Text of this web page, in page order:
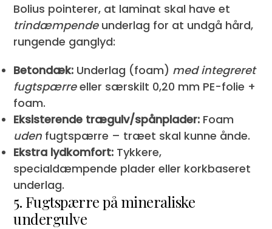
Bolius pointerer, at laminat skal have et
trindæmpendeunderlag for at undgå hård,
rungende ganglyd:
Betondæk: Underlag (foam) med integreret
fugtspærreeller særskilt 0,20 mm PE-folie +
foam.
Eksisterende trægulv/spånplader: Foam
uden fugtspærre – træet skal kunne ånde.
Ekstra lydkomfort: Tykkere,
specialdæmpende plader eller korkbaseret
underlag.
5. Fugtspærre på mineraliske
undergulve